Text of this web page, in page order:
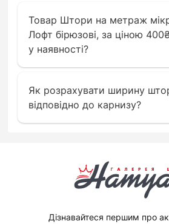
Товар Штори на метраж
Лофт бірюзові, за ціною
у наявності?
Як розрахувати ширину
відповідно до карнизу?
Дізнавайтеся першим про